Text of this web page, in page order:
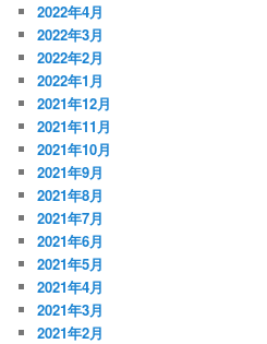
2022年4月
2022年3月
2022年2月
2022年1月
2021年12月
2021年11月
2021年10月
2021年9月
2021年8月
2021年7月
2021年6月
2021年5月
2021年4月
2021年3月
2021年2月